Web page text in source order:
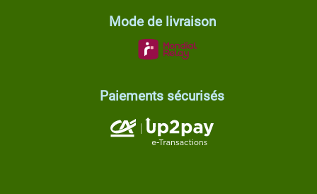
Mode de livraison
Paiements sécurisés